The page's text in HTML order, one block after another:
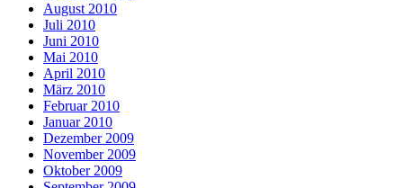
August 2010
Juli 2010
Juni 2010
Mai 2010
April 2010
März 2010
Februar 2010
Januar 2010
Dezember 2009
November 2009
Oktober 2009